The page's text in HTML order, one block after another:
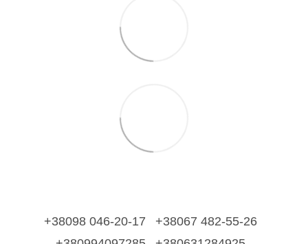
+38098 046-20-17
+38067 482-55-26